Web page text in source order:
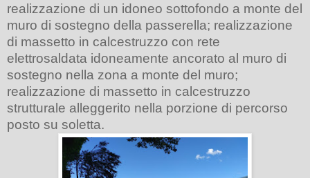
realizzazione di un idoneo sottofondo a monte del
muro di sostegno della passerella; realizzazione
di massetto in calcestruzzo con rete
elettrosaldata idoneamente ancorato al muro di
sostegno nella zona a monte del muro;
realizzazione di massetto in calcestruzzo
strutturale alleggerito nella porzione di percorso
posto su soletta.